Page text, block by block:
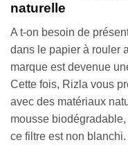
naturelle
A t-on besoin de
dans le papier à rouler
marque est devenue
Cette fois, Rizla vous
avec des matériaux
mousse
ce filtre est non blanchi.